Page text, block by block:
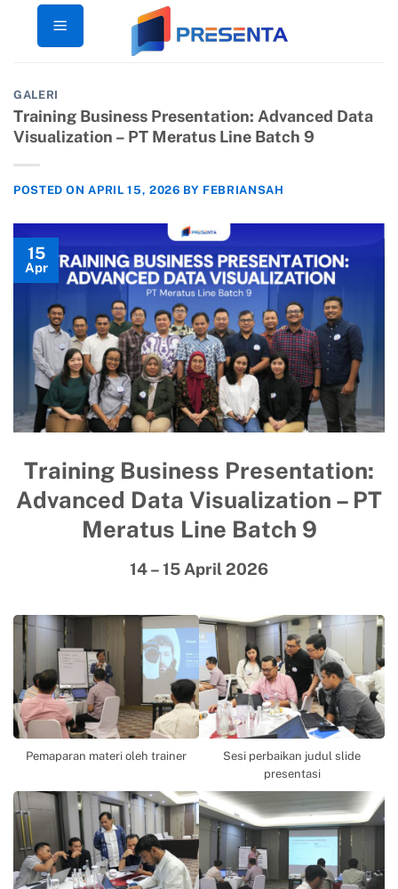
GALERI
Training Business Presentation: Advanced Data
Visualization – PT Meratus Line Batch 9
POSTED ONAPRIL 15, 2026 BY FEBRIANSAH
15
Apr
Training Business Presentation:
Advanced Data Visualization – PT
Meratus Line Batch 9
14 – 15 April 2026
Pemaparan materi oleh trainer
Sesi perbaikan judul slide
presentasi